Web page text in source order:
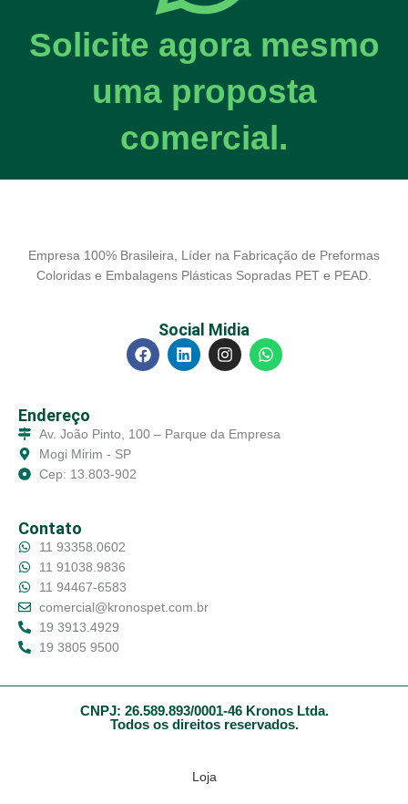
Solicite agora mesmo
uma proposta
comercial.
Empresa 100% Brasileira, Líder na Fabricação de Preformas
Coloridas e Embalagens Plásticas Sopradas PET e PEAD.
Social Midia
Endereço
Av. João Pinto, 100 – Parque da Empresa
Mogi Mirim - SP
Cep: 13.803-902
Contato
11 93358.0602
11 91038.9836
11 94467-6583
comercial@kronospet.com.br
19 3913.4929
19 3805 9500
CNPJ: 26.589.893/0001-46 Kronos Ltda.
Todos os direitos reservados.
Loja